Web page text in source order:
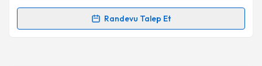
Metni'ni okudum ve kişisel verilerimin belirtilen
kapsamda işlenmesini kabul ediyorum.
Randevu Talep Et
Randevu Takvimi Talebi